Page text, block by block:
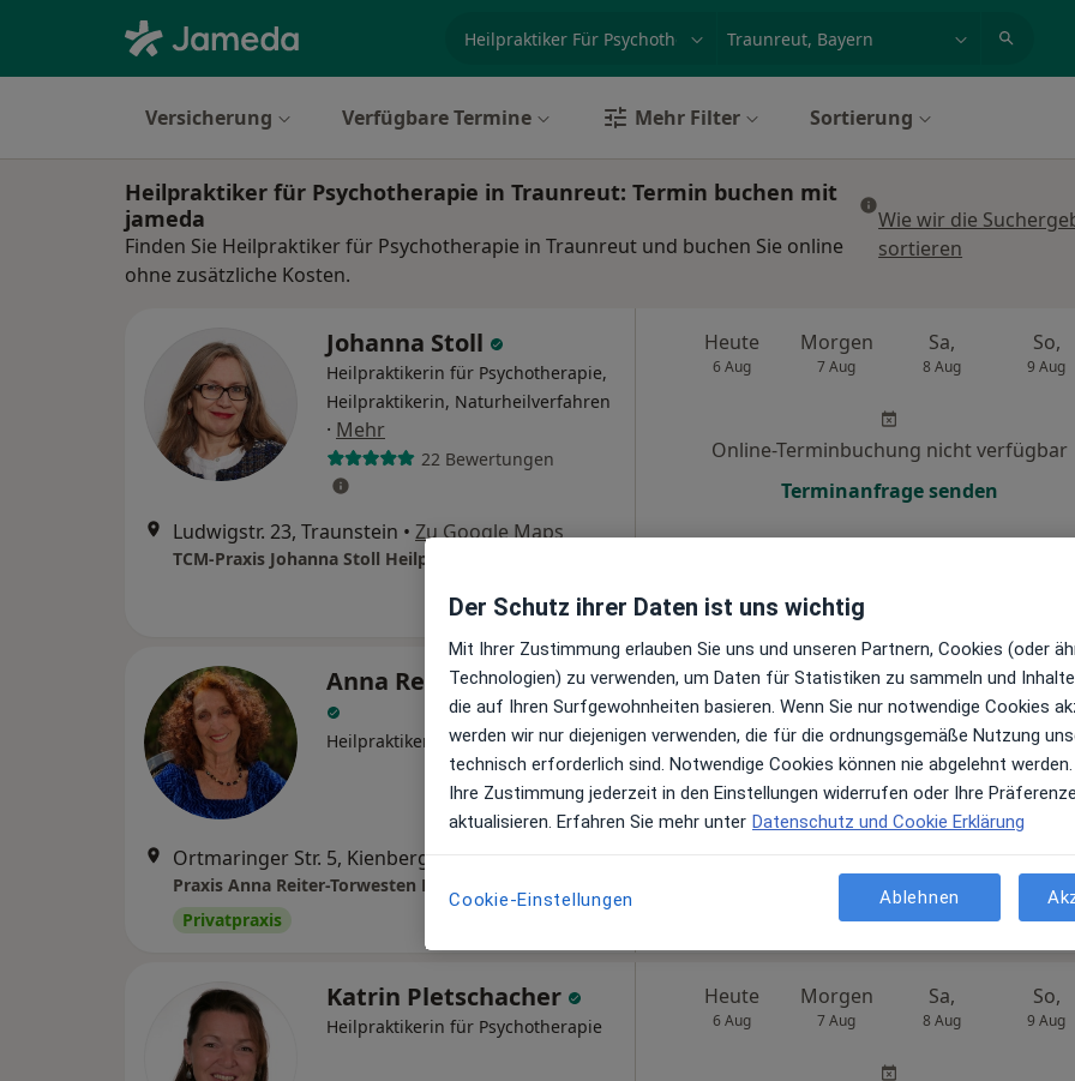
Versicherung Verfügbare Termine Mehr Filter Sortierung
Heilpraktiker für Psychotherapie in Traunreut: Termin buchen mit
jameda
Finden Sie Heilpraktiker für Psychotherapie in Traunreut und buchen Sie online
ohne zusätzliche Kosten.
Wie wir die
sortieren
Johanna Stoll
Heilpraktikerin für Psychotherapie,
Heilpraktikerin, Naturheilverfahren
· Mehr
22 Bewertungen
Ludwigstr. 23, Traunstein • Zu Google Maps
TCM-Praxis Johanna Stoll Heilpraktikerin
Heute
6 Aug
Morgen
7 Aug
Sa,
8 Aug
So,
9 Aug
Online-Terminbuchung nicht verfügbar
Terminanfrage senden
Anna Reiter-Torwesten
Heilpraktikerin für Psychotherapie
Ortmaringer Str. 5, Kienberg
Privatpraxis
Heute
6 Aug
Morgen
7 Aug
Sa,
8 Aug
So,
9 Aug
Online-Terminbuchung nicht verfügbar
Terminanfrage senden
Katrin Pletschacher
Heilpraktikerin für Psychotherapie
Heute
6 Aug
Morgen
7 Aug
Sa,
8 Aug
So,
9 Aug
Der Schutz ihrer Daten ist uns wichtig
Mit Ihrer Zustimmung erlauben Sie uns und unseren Partnern, Cookies (oder
Technologien) zu verwenden, um Daten für Statistiken zu sammeln und
die auf Ihren Surfgewohnheiten basieren. Wenn Sie nur notwendige Cookies
werden wir nur diejenigen verwenden, die für die ordnungsgemäße Nutzung
technisch erforderlich sind. Notwendige Cookies können nie abgelehnt werden.
Ihre Zustimmung jederzeit in den Einstellungen widerrufen oder Ihre
aktualisieren. Erfahren Sie mehr unter Datenschutz und Cookie Erklärung
Cookie-Einstellungen Ablehnen